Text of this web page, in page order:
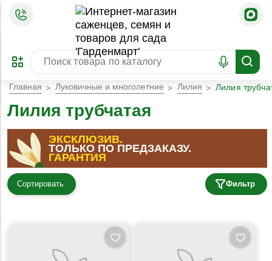
ПРЕДЗАКАЗ
ЗАБРОНИРОВАТЬ
ЛУЧШЕЕ
Главная Луковичные и многолетние Лилия Лилия
Лилия трубчатая
ЭКСКЛЮЗИВ.
ТОЛЬКО ПО ПРЕДЗАКАЗУ.
ГАРАНТИЯ
Сортировать Фильтр